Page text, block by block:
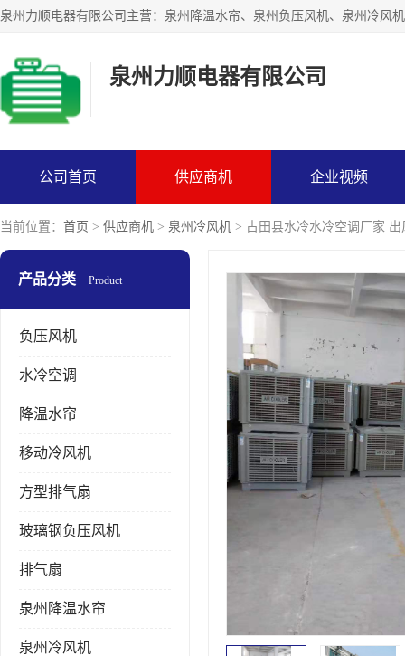
泉州力顺电器有限公司
公司首页 供应商机 企业视频
当前位置： 首页 > 供应商机 > 泉州冷风机 > 古田县水冷水冷空调厂家 出
产品分类 Product
负压风机
水冷空调
降温水帘
移动冷风机
方型排气扇
玻璃钢负压风机
排气扇
泉州降温水帘
泉州冷风机